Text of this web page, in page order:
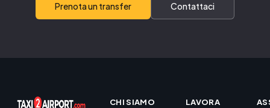
Prenota un transfer Contattaci
CHI SIAMO
LAVORA